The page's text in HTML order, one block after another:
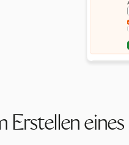
Erstellen